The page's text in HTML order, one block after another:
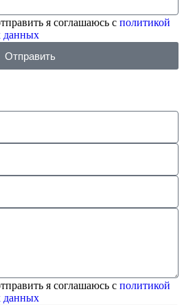
я соглашаюсь с политикой
данных
Отправить
я соглашаюсь с политикой
данных